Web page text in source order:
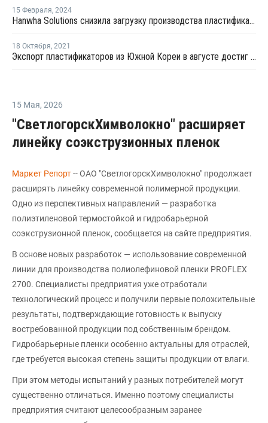
15 Февраля, 2024
Hanwha Solutions снизила загрузку производства пластификаторов в Ульсане
18 Октября, 2021
Экспорт пластификаторов из Южной Кореи в августе достиг 3-месячного минимума
15 Мая, 2026
"Светлогорск­Химволокно" расширяет
линейку соэкструзионных пленок
Маркет Репорт-- ОАО "СветлогорскХимволокно" продолжает
расширять линейку современной полимерной продукции.
Одно из перспективных направлений — разработка
полиэтиленовой термостойкой и гидробарьерной
соэкструзионной пленок, сообщается на сайте предприятия.
В основе новых разработок — использование современной
линии для производства полиолефиновой пленки PROFLEX
2700. Специалисты предприятия уже отработали
технологический процесс и получили первые положительные
результаты, подтверждающие готовность к выпуску
востребованной продукции под собственным брендом.
Гидробарьерные пленки особенно актуальны для отраслей,
где требуется высокая степень защиты продукции от влаги.
При этом методы испытаний у разных потребителей могут
существенно отличаться. Именно поэтому специалисты
предприятия считают целесообразным заранее